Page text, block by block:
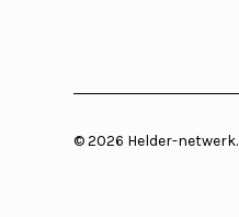
©2026 Helder-